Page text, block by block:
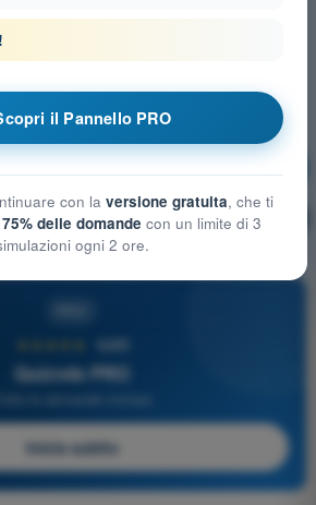
Spiegazione domanda
4,6/5
Quizvds PRO
Inizia subito
il Pannello PRO
con la versione gratuita, che ti
75% delle domande con un limite di 3
ogni 2 ore.